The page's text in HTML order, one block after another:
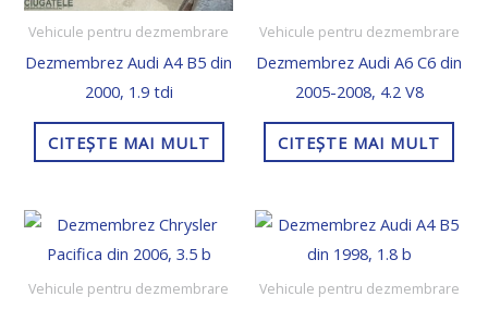
Vehicule pentru dezmembrare
Dezmembrez Audi A4 B5 din
2000, 1.9 tdi
CITEȘTE MAI MULT
Vehicule pentru dezmembrare
Dezmembrez Audi A6 C6 din
2005-2008, 4.2 V8
CITEȘTE MAI MULT
Vehicule pentru dezmembrare Vehicule pentru dezmembrare